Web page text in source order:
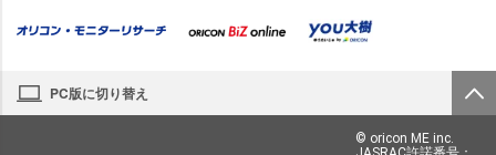
PC版に切り替え
© oricon ME inc.